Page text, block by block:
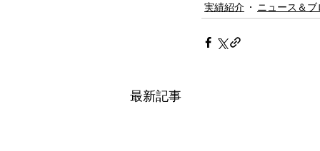
実績紹介
ニュース＆ブ
最新記事